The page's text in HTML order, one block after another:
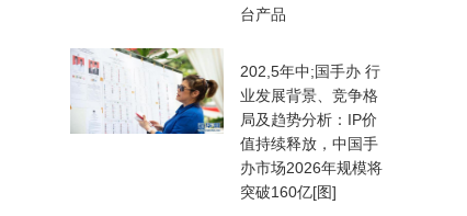
台产品
202,5年中;国手办 行
业发展背景、竞争格
局及趋势分析：IP价
值持续释放，中国手
办市场2026年规模将
突破160亿[图]